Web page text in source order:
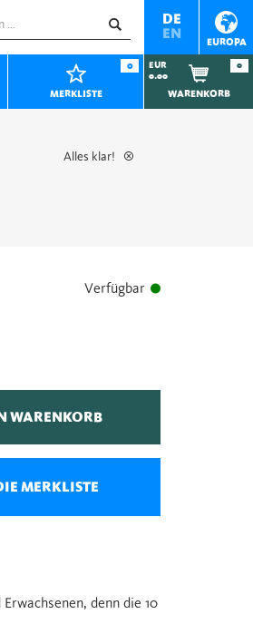
DE
EN
EUROPA
MERKLISTE
0
EUR
0.00
WARENKORB
0
Alles klar!
Verfügbar
WARENKORB
MERKLISTE
denn die 10